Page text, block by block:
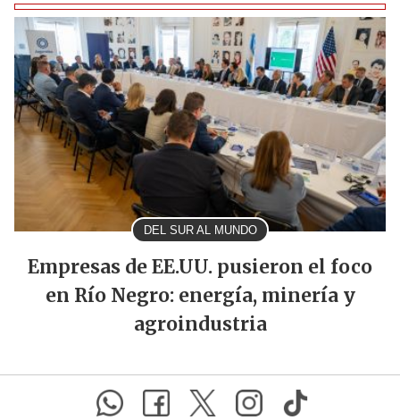
DEL SUR AL MUNDO
Empresas de EE.UU. pusieron el foco
en Río Negro: energía, minería y
agroindustria